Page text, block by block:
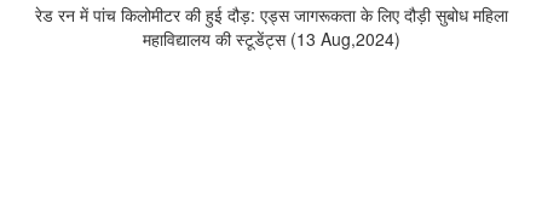
रेड रन में पांच किलोमीटर की हुई दौड़: एड्स जागरूकता के लिए दौड़ी सुबोध महिला
महाविद्यालय की स्टूडेंट्स (13 Aug,2024)